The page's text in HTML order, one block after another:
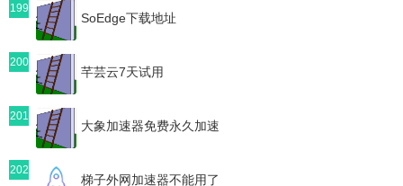
199
SoEdge下载地址
200
芊芸云7天试用
201
大象加速器免费永久加速
202
梯子外网加速器不能用了